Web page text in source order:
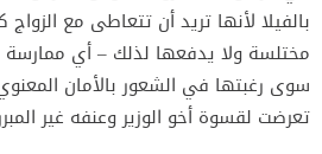
بالفيلا لأنها تريد أن تتعاطى مع
مختلسة ولا يدفعها لذلك – أي ممارسة
سوى رغبتها في الشعور بالأمان
تعرضت لقسوة أخو الوزير وعنفه غير